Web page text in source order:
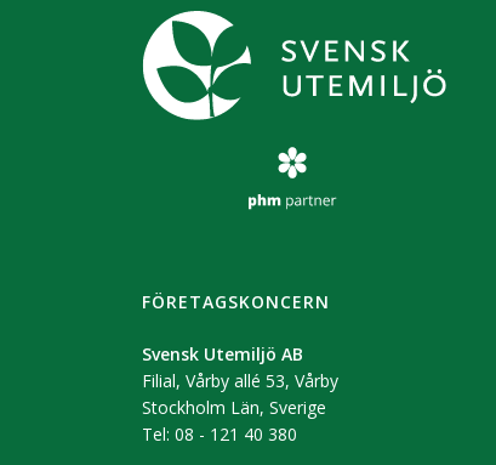
FÖRETAGSKONCERN
Svensk Utemiljö AB
Filial, Vårby allé 53, Vårby
Stockholm Län, Sverige
Tel: 08 - 121 40 380